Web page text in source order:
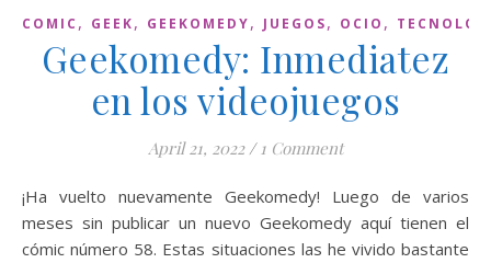
COMIC , GEEK, GEEKOMEDY, JUEGOS, OCIO ,
Geekomedy: Inmediatez
en los videojuegos
April 21, 2022 / 1 Comment
¡Ha vuelto nuevamente Geekomedy! Luego de varios
meses sin publicar un nuevo Geekomedy aquí tienen el
cómic número 58. Estas situaciones las he vivido bastante